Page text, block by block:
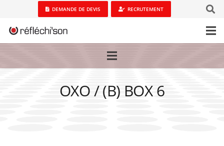
DEMANDE DE DEVIS RECRUTEMENT
OXO / (B) BOX 6